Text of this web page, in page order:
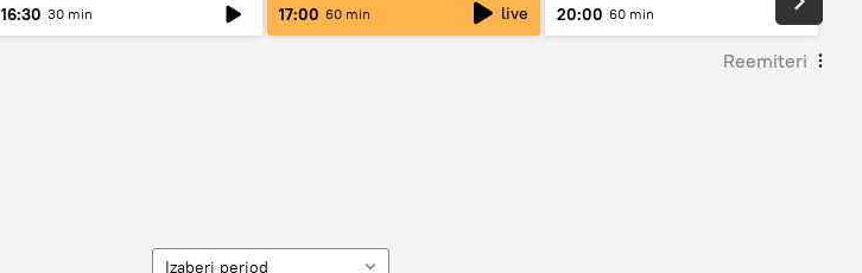
16:30 30 min
17:00 60 min live
20:00 60 min
Reemiteri
Izaberi period